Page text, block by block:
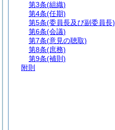
第3条(組織)
第4条(任期)
第5条(委員長及び副委員長)
第6条(会議)
第7条(意見の聴取)
第8条(庶務)
第9条(補則)
附則